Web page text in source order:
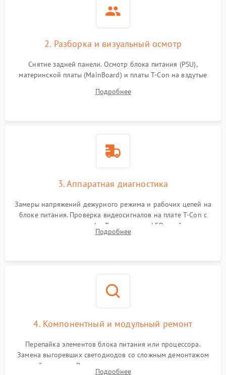
2. Разборка и визуальный осмотр
Снятие задней панели. Осмотр блока питания (PSU),
материнской платы (MainBoard) и платы T-Con на вздутые
Проверка надежности фиксации и целостности шлейфов.
Подробнее
3. Аппаратная диагностика
Замеры напряжений дежурного режима и рабочих цепей на
блоке питания. Проверка видеосигналов на плате T-Con с
помощью осциллографа. Тестирование LED-драйвера и
светодиодных планок подсветки мультиметром.
Подробнее
4. Компонентный и модульный ремонт
Перепайка элементов блока питания или процессора.
Замена выгоревших светодиодов со сложным демонтажом
хрупкой матрицы. Восстановление поврежденных дорожек,
Подробнее